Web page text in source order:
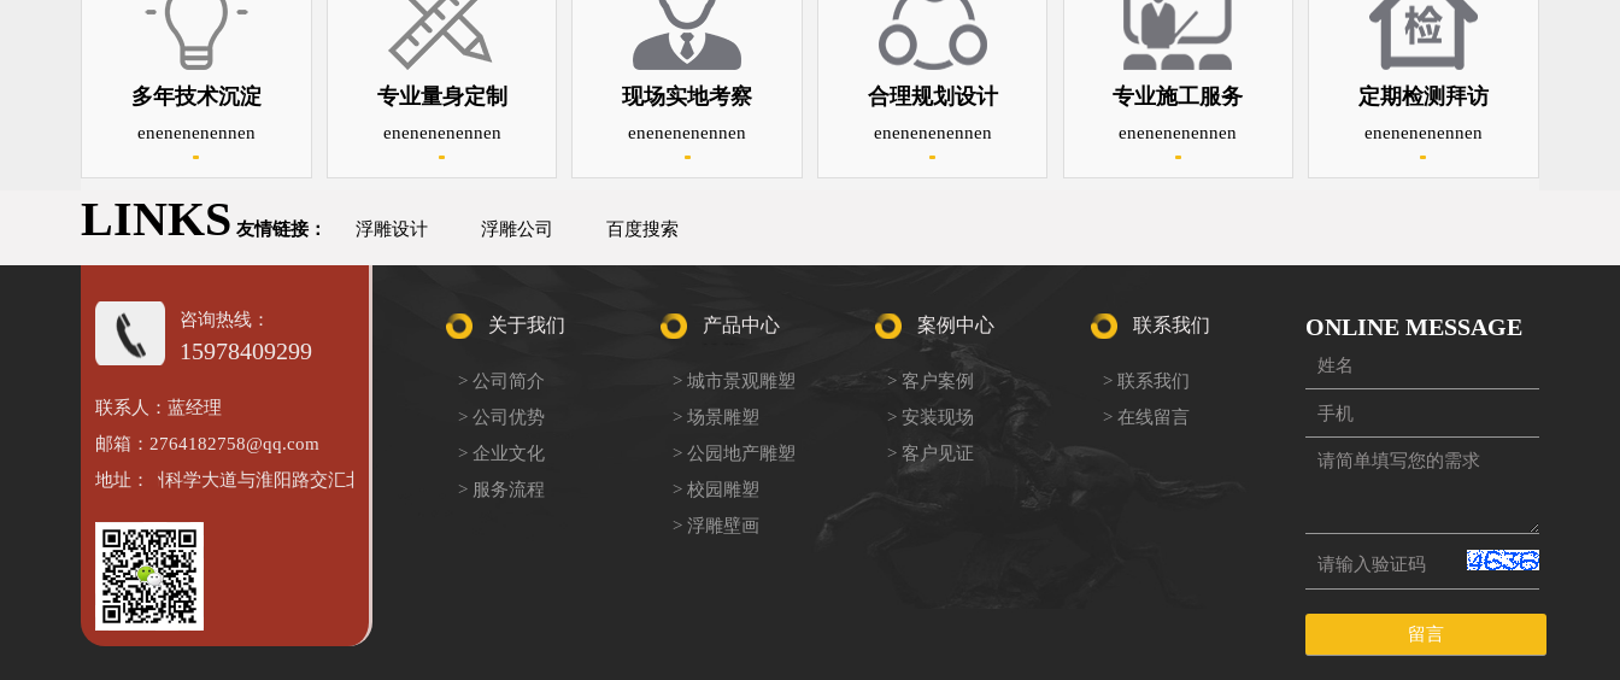
多年技术沉淀
enenenenennen
专业量身定制
enenenenennen
现场实地考察
enenenenennen
合理规划设计
enenenenennen
专业施工服务
enenenenennen
定期检测拜访
enenenenennen
LINKS 友情链接： 浮雕设计 浮雕公司 百度搜索
咨询热线：
15978409299
联系人：蓝经理
邮箱：2764182758@qq.com
地址：
河南省郑州科学大道与淮阳路交汇北500米路南
关于我们
> 公司简介
> 公司优势
> 企业文化
> 服务流程
产品中心
> 城市景观雕塑
> 场景雕塑
> 公园地产雕塑
> 校园雕塑
> 浮雕壁画
案例中心
> 客户案例
> 安装现场
> 客户见证
联系我们
> 联系我们
> 在线留言
ONLINE MESSAGE